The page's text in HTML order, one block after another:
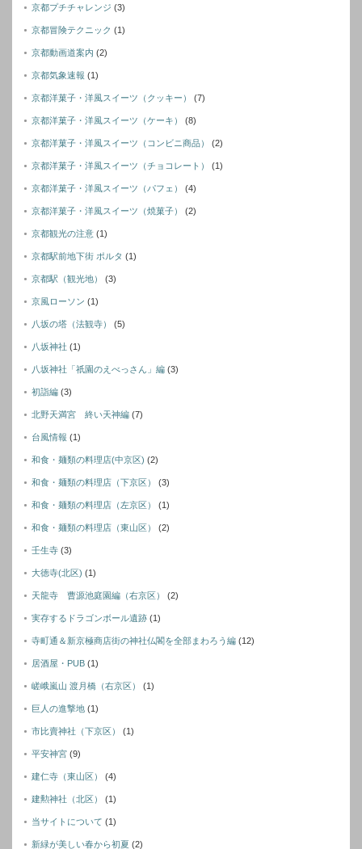
京都プチチャレンジ (3)
京都冒険テクニック (1)
京都動画道案内 (2)
京都気象速報 (1)
京都洋菓子・洋風スイーツ（クッキー） (7)
京都洋菓子・洋風スイーツ（ケーキ） (8)
京都洋菓子・洋風スイーツ（コンビニ商品） (2)
京都洋菓子・洋風スイーツ（チョコレート） (1)
京都洋菓子・洋風スイーツ（パフェ） (4)
京都洋菓子・洋風スイーツ（焼菓子） (2)
京都観光の注意 (1)
京都駅前地下街 ポルタ (1)
京都駅（観光地） (3)
京風ローソン (1)
八坂の塔（法観寺） (5)
八坂神社 (1)
八坂神社「祇園のえべっさん」編 (3)
初詣編 (3)
北野天満宮 終い天神編 (7)
台風情報 (1)
和食・麺類の料理店(中京区) (2)
和食・麺類の料理店（下京区） (3)
和食・麺類の料理店（左京区） (1)
和食・麺類の料理店（東山区） (2)
壬生寺 (3)
大徳寺(北区) (1)
天龍寺 曹源池庭園編（右京区） (2)
実存するドラゴンボール遺跡 (1)
寺町通＆新京極商店街の神社仏閣を全部まわろう編 (12)
居酒屋・PUB (1)
嵯峨嵐山 渡月橋（右京区） (1)
巨人の進撃地 (1)
市比賣神社（下京区） (1)
平安神宮 (9)
建仁寺（東山区） (4)
建勲神社（北区） (1)
当サイトについて (1)
新緑が美しい春から初夏 (2)